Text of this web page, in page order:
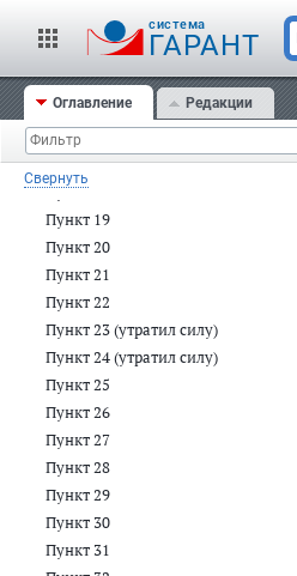
cистема
ГАРАНТ
Оглавление Редакции
Свернуть
Пункт 12
Пункт 13
Пункт 14
Пункт 15
Пункт 16
Пункт 17
Пункт 18
Пункт 19
Пункт 20
Пункт 21
Пункт 22
Пункт 23 (утратил силу)
Пункт 24 (утратил силу)
Пункт 25
Пункт 26
Пункт 27
Пункт 28
Пункт 29
Пункт 30
Пункт 31